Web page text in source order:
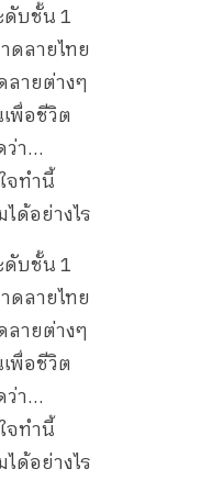
บชั้น 1
ลายไทย
ายต่างๆ
พื่อชีวิต
า…
จทำนี้
ด้อย่างไร
บชั้น 1
ลายไทย
ายต่างๆ
พื่อชีวิต
า…
จทำนี้
ด้อย่างไร